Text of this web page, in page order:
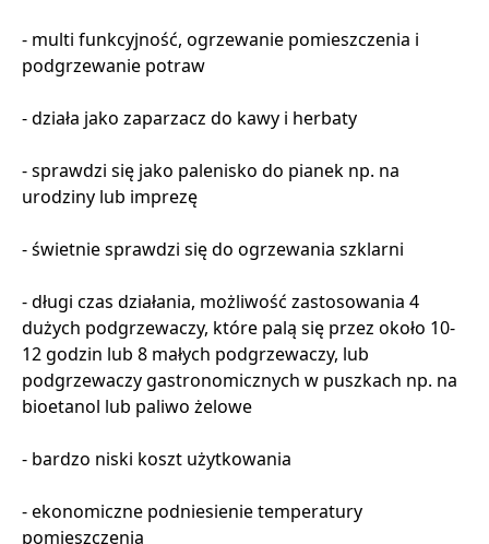
- multi funkcyjność, ogrzewanie pomieszczenia i
podgrzewanie potraw
- działa jako zaparzacz do kawy i herbaty
- sprawdzi się jako palenisko do pianek np. na
urodziny lub imprezę
- świetnie sprawdzi się do ogrzewania szklarni
- długi czas działania, możliwość zastosowania 4
dużych podgrzewaczy, które palą się przez około 10-
12 godzin lub 8 małych podgrzewaczy, lub
podgrzewaczy gastronomicznych w puszkach np. na
bioetanol lub paliwo żelowe
- bardzo niski koszt użytkowania
- ekonomiczne podniesienie temperatury
pomieszczenia